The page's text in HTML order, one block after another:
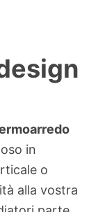
in
o
alla vostra